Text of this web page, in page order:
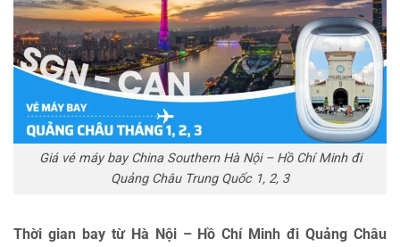
Giá vé máy bay China Southern Hà Nội – Hồ Chí Minh đi
Quảng Châu Trung Quốc 1, 2, 3
Thời gian bay từ Hà Nội – Hồ Chí Minh đi Quảng Châu